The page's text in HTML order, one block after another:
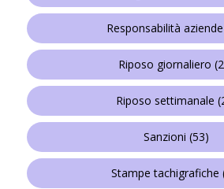
Responsabilità aziende
Riposo giornaliero
Riposo settimanale
Sanzioni (53)
Stampe tachigrafiche